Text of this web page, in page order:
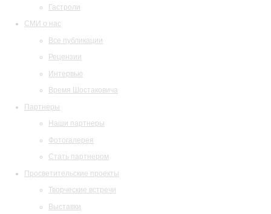
Гастроли
СМИ о нас
Все публикации
Рецензии
Интервью
Время Шостаковича
Партнеры
Наши партнеры
Фотогалерея
Стать партнером
Просветительские проекты
Творческие встречи
Выставки